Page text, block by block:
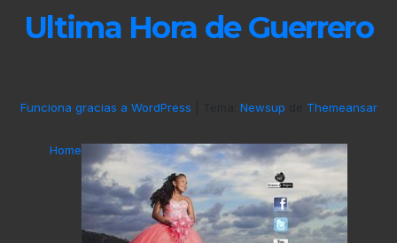
Ultima Hora de Guerrero
Funciona gracias a WordPress Newsup Themeansar
Home